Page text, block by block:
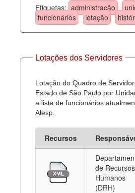
Etiquetas: administração
funcionários
lotação
Lotações dos Servidores
Lotação do Quadro de
Estado de São Paulo por
a lista de funcionários
Alesp.
Recursos
de Recursos
Humanos
(DRH)